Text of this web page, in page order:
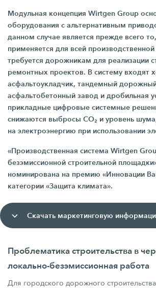
Модульная концепция Wirtgen Group
оборудования с альтернативным
данном случае является прежде всего
применяется для всей
требуется дорожникам для реализации
ремонтных проектов. В систему входят
асфальтоукладчик, тандемный
асфальтобетонный завод и дробильная
прикладные цифровые системные
снижаются выбросы CO₂ и уровень
на электроэнергию при использовании
«Производственная система Wirtgen
безэмиссионной строительной
номинирована на премию «Инновации
категории «Защита климата».
Скачать маркетинговую
Проблематика строительства в
локально-безэмиссионная работа
Для городского дорожного